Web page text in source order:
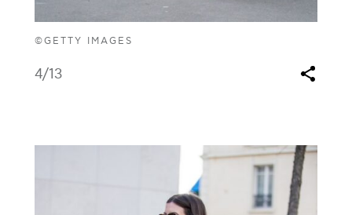
©GETTY IMAGES
4/13